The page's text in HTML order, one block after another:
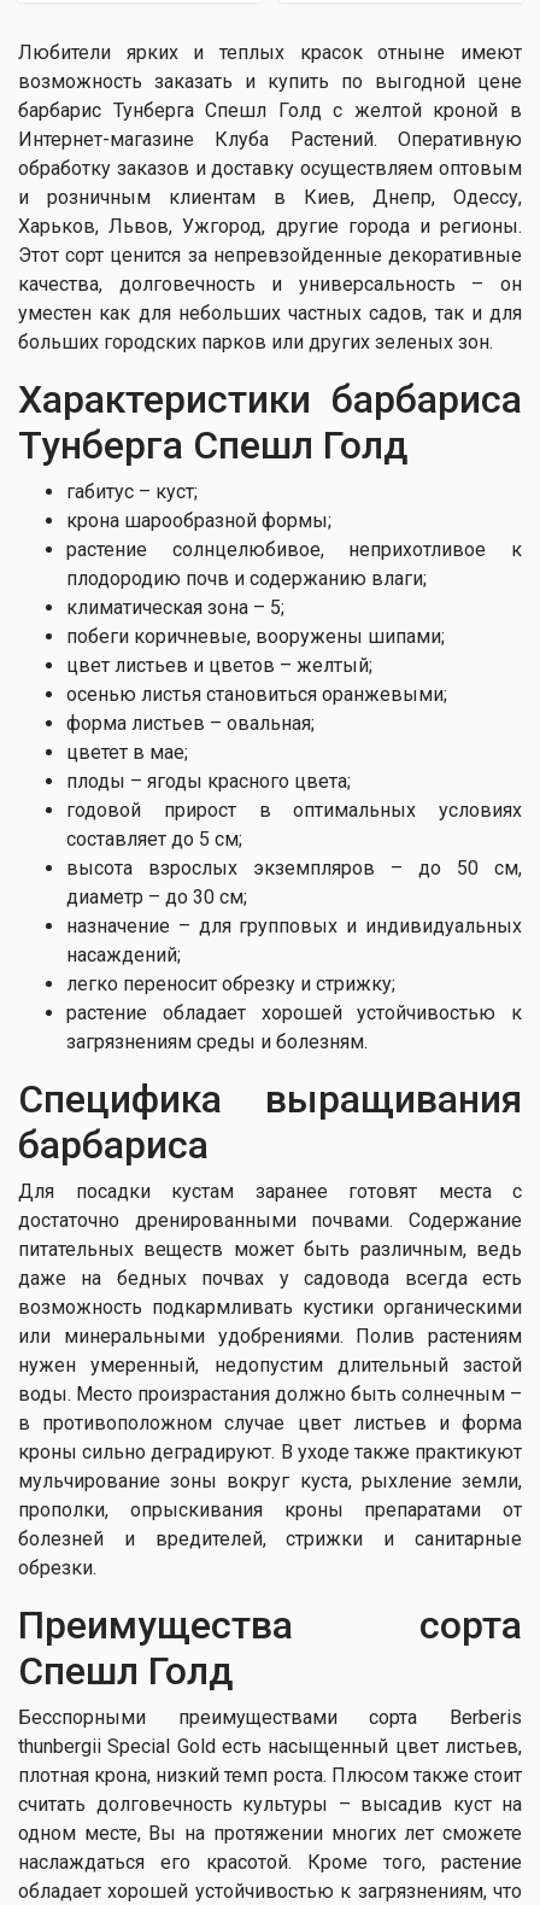
Любители ярких и теплых красок отныне имеют
возможность заказать и купить по выгодной цене
барбарис Тунберга Спешл Голд с желтой кроной в
Интернет-магазине Клуба Растений. Оперативную
обработку заказов и доставку осуществляем оптовым
и розничным клиентам в Киев, Днепр, Одессу,
Харьков, Львов, Ужгород, другие города и регионы.
Этот сорт ценится за непревзойденные декоративные
качества, долговечность и универсальность – он
уместен как для небольших частных садов, так и для
больших городских парков или других зеленых зон.
Характеристики барбариса
Тунберга Спешл Голд
габитус – куст;
крона шарообразной формы;
растение солнцелюбивое, неприхотливое к
плодородию почв и содержанию влаги;
климатическая зона – 5;
побеги коричневые, вооружены шипами;
цвет листьев и цветов – желтый;
осенью листья становиться оранжевыми;
форма листьев – овальная;
цветет в мае;
плоды – ягоды красного цвета;
годовой прирост в оптимальных условиях
составляет до 5 см;
высота взрослых экземпляров – до 50 см,
диаметр – до 30 см;
назначение – для групповых и индивидуальных
насаждений;
легко переносит обрезку и стрижку;
растение обладает хорошей устойчивостью к
загрязнениям среды и болезням.
Специфика выращивания
барбариса
Для посадки кустам заранее готовят места с
достаточно дренированными почвами. Содержание
питательных веществ может быть различным, ведь
даже на бедных почвах у садовода всегда есть
возможность подкармливать кустики органическими
или минеральными удобрениями. Полив растениям
нужен умеренный, недопустим длительный застой
воды. Место произрастания должно быть солнечным –
в противоположном случае цвет листьев и форма
кроны сильно деградируют. В уходе также практикуют
мульчирование зоны вокруг куста, рыхление земли,
прополки, опрыскивания кроны препаратами от
болезней и вредителей, стрижки и санитарные
обрезки.
Преимущества сорта
Спешл Голд
Бесспорными преимуществами сорта Berberis
thunbergii Special Gold есть насыщенный цвет листьев,
плотная крона, низкий темп роста. Плюсом также стоит
считать долговечность культуры – высадив куст на
одном месте, Вы на протяжении многих лет сможете
наслаждаться его красотой. Кроме того, растение
обладает хорошей устойчивостью к загрязнениям, что